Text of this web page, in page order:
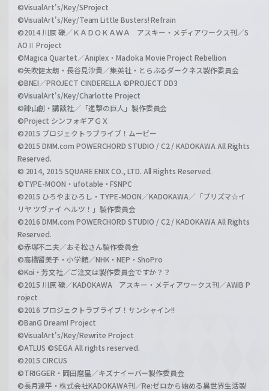
©VisualArt's/Key/SProject
©VisualArt's/Key/Team Little Busters! Refrain
©2014 川原 礫／ＫＡＤＯＫＡＷＡ アスキー・メディアワークス刊／S
AOⅡ Project
©Magica Quartet／Aniplex・Madoka Movie Project Rebellion
©矢吹健太朗・長谷見沙貴／集英社・とらぶるダークネス製作委員会
©BNEI／PROJECT CINDERELLA ©PROJECT DD3
©VisualArt's/Key/Charlotte Project
©諫山創・講談社／「進撃の巨人」製作委員会
©Project シンフォギアＧＸ
©2015 プロジェクトラブライブ！ムービー
©2015 DMM.com POWERCHORD STUDIO / C2 / KADOKAWA All Rights
Reserved.
© 2014, 2015 SQUARE ENIX CO., LTD. All Rights Reserved.
©TYPE-MOON・ufotable・FSNPC
©2015 ひろやまひろし・TYPE-MOON／KADOKAWA／「プリズマ☆イ
リヤ ツヴァイ ヘルツ！」製作委員会
©2016 DMM.com POWERCHORD STUDIO / C2 / KADOKAWA All Rights
Reserved.
©赤塚不二夫／おそ松さん製作委員会
©高橋留美子・小学館／NHK・NEP・ShoPro
©Koi・芳文社／ご注文は製作委員会ですか？？
©2015 川原 礫／KADOKAWA アスキー・メディアワークス刊／AWIB P
roject
©2016 プロジェクトラブライブ！サンシャイン!!
©BanG Dream! Project
©VisualArt's/Key/Rewrite Project
©ATLUS ©SEGA All rights reserved.
©2015 CIRCUS
©TRIGGER・岡田麿里／キズナイーバー製作委員会
©長月達平・株式会社KADOKAWA刊／Re:ゼロから始める異世界生活製